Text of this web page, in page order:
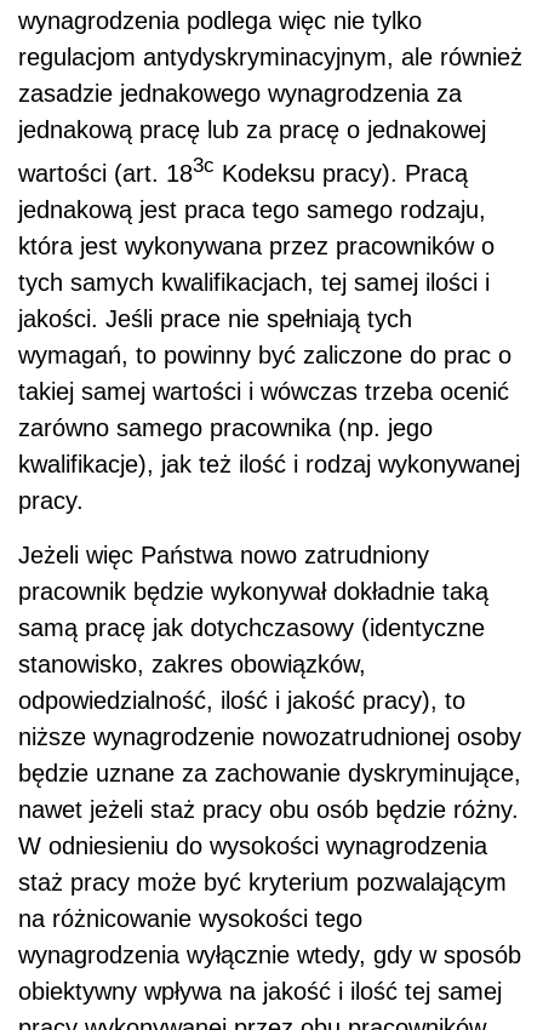
wynagrodzenia podlega więc nie tylko
regulacjom antydyskryminacyjnym, ale również
zasadzie jednakowego wynagrodzenia za
jednakową pracę lub za pracę o jednakowej
wartości (art. 183c Kodeksu pracy). Pracą
jednakową jest praca tego samego rodzaju,
która jest wykonywana przez pracowników o
tych samych kwalifikacjach, tej samej ilości i
jakości. Jeśli prace nie spełniają tych
wymagań, to powinny być zaliczone do prac o
takiej samej wartości i wówczas trzeba ocenić
zarówno samego pracownika (np. jego
kwalifikacje), jak też ilość i rodzaj wykonywanej
pracy.
Jeżeli więc Państwa nowo zatrudniony
pracownik będzie wykonywał dokładnie taką
samą pracę jak dotychczasowy (identyczne
stanowisko, zakres obowiązków,
odpowiedzialność, ilość i jakość pracy), to
niższe wynagrodzenie nowozatrudnionej osoby
będzie uznane za zachowanie dyskryminujące,
nawet jeżeli staż pracy obu osób będzie różny.
W odniesieniu do wysokości wynagrodzenia
staż pracy może być kryterium pozwalającym
na różnicowanie wysokości tego
wynagrodzenia wyłącznie wtedy, gdy w sposób
obiektywny wpływa na jakość i ilość tej samej